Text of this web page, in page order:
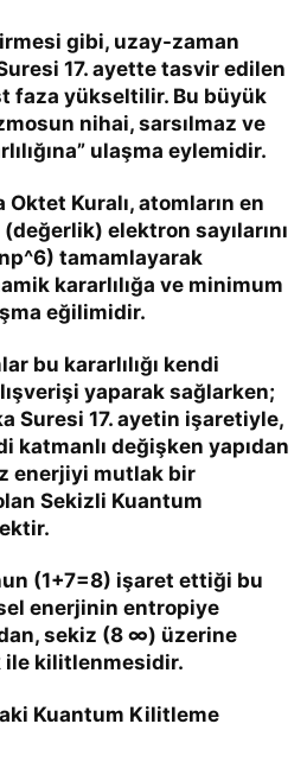
gibi, uzay-zaman
17. ayette tasvir edilen
faza yükseltilir. Bu büyük
nihai, sarsılmaz ve
ulaşma eylemidir.
Oktet Kuralı, atomların en
elektron sayılarını
) tamamlayarak
kararlılığa ve minimum
eğilimidir.
bu kararlılığı kendi
yaparak sağlarken;
Suresi 17. ayetin işaretiyle,
katmanlı değişken yapıdan
enerjiyi mutlak bir
Sekizli Kuantum
(1+7=8) işaret ettiği bu
enerjinin entropiye
sekiz (8 ∞) üzerine
ile kilitlenmesidir.
Kuantum Kilitleme